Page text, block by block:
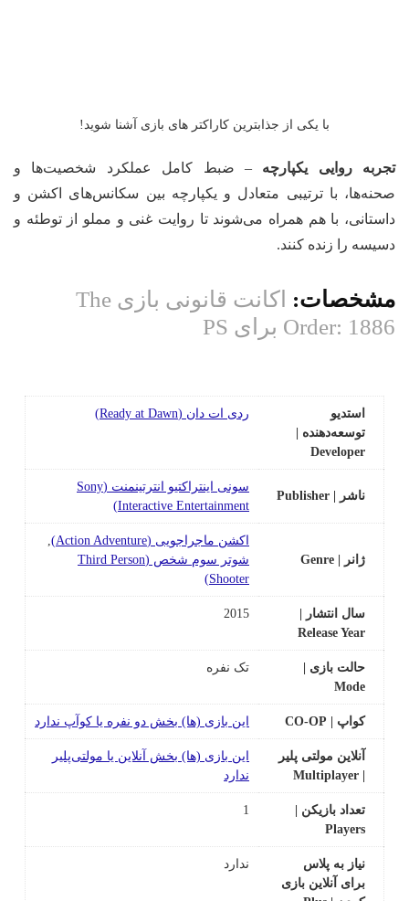
با یکی از جذابترین کاراکتر های بازی آشنا شوید!
تجربه روایی یکپارچه – ضبط کامل عملکرد شخصیت‌ها و
صحنه‌ها، با ترتیبی متعادل و یکپارچه بین سکانس‌های اکشن و
داستانی، با هم همراه می‌شوند تا روایت غنی و مملو از توطئه و
دسیسه را زنده کنند.
مشخصات:
اکانت قانونی بازی The
Order: 1886 برای PS
استدیو
توسعه‌دهنده |
Developer
ردی ات دان (Ready at Dawn)
ناشر | Publisher
سونی اینتراکتیو انترتینمنت (Sony
Interactive Entertainment)
ژانر | Genre
اکشن ماجراجویی (Action Adventure)
شوتر سوم شخص (Third Person
Shooter)
سال انتشار |
Release Year
2015
حالت بازی |
Mode
تک نفره
کواپ | CO-OP این بازی‌ (ها) بخش دو نفره یا کوآپ ندارد
آنلاین مولتی پلیر
| Multiplayer
این بازی‌ (ها) بخش آنلاین یا مولتی‌پلیر
ندارد
تعداد بازیکن |
Players
1
نیاز به پلاس
برای آنلاین بازی
ندارد